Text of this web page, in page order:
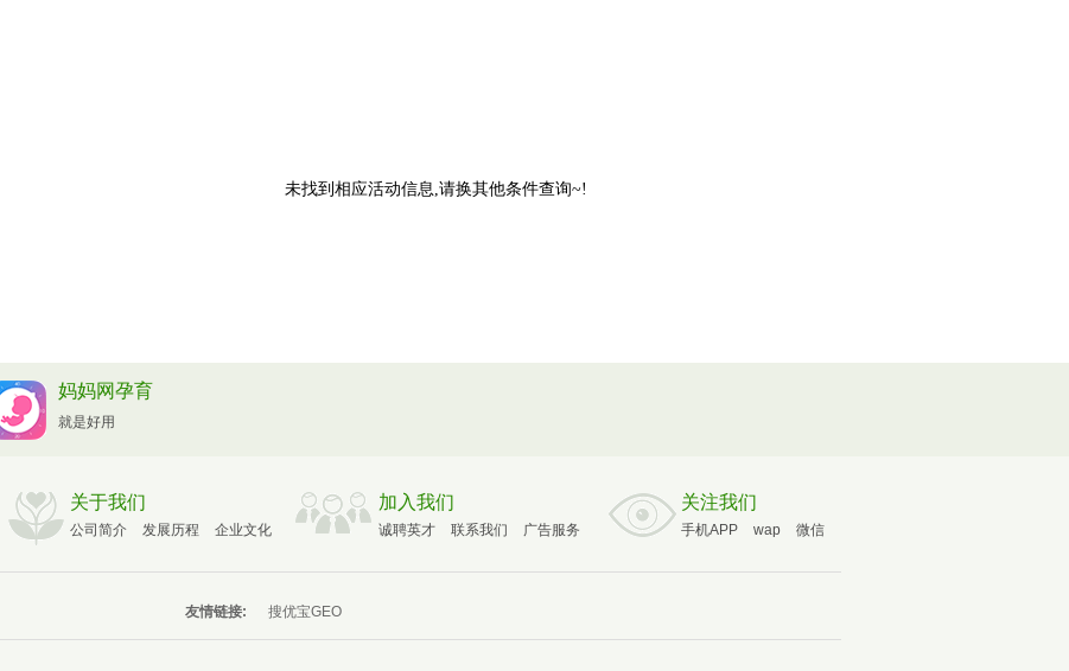
未找到相应活动信息,请换其他条件查询~!
妈妈网孕育
就是好用
关于我们
公司简介 发展历程 企业文化
加入我们
诚聘英才 联系我们 广告服务
关注我们
手机APP wap 微信
友情链接: 搜优宝GEO